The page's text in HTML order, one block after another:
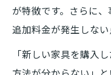
が特徴です。さらに、
追加料金が発生しない
「新しい家具を購入